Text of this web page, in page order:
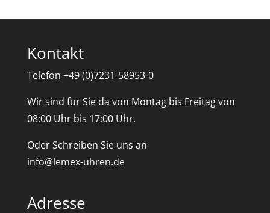
Kontakt
Telefon +49 (0)7231-58953-0
Wir sind für Sie da von Montag bis Freitag von
08:00 Uhr bis 17:00 Uhr.
Oder Schreiben Sie uns an
info@lemex-uhren.de
Adresse